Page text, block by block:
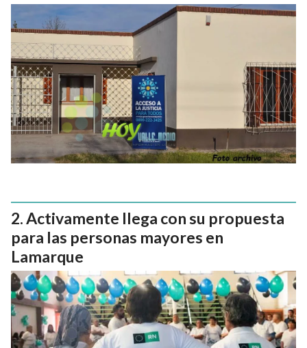
Activamente llega con su propuesta
para las personas mayores en
Lamarque